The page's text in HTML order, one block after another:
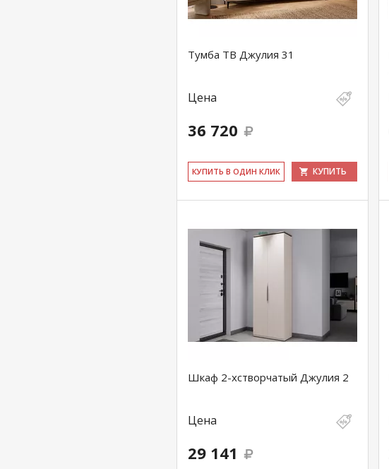
Тумба ТВ Джулия 31
Цена
36 720
КУ­ПИТЬ В ОДИН КЛИК КУПИТЬ
Шкаф 2-хстворчатый Джулия 2
Цена
29 141